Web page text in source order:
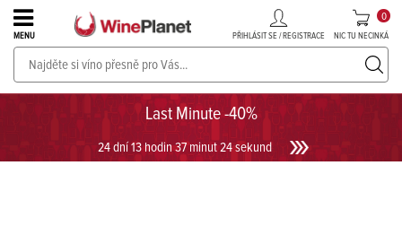
Last Minute -40%
24 dní 13 hodin 37 minut 24 sekund
MENU PŘIHLÁSIT SE / REGISTRACE NIC TU NECINKÁ
0
PROSECCO v akci až do -30%!UKÁZAT PROSECCO